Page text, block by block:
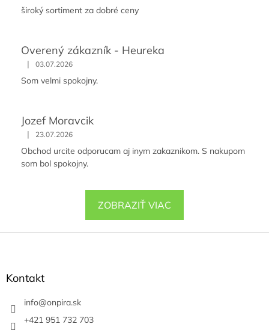
široký sortiment za dobré ceny
Overený zákazník - Heureka
| 03.07.2026
Som velmi spokojny.
Jozef Moravcik
| 23.07.2026
Obchod urcite odporucam aj inym zakaznikom. S nakupom
som bol spokojny.
ZOBRAZIŤ VIAC
Z
Kontakt
info@onpira.sk
+421 951 732 703